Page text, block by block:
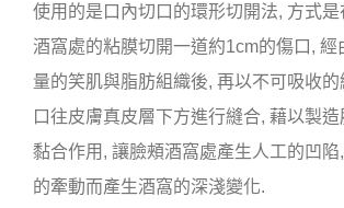
使用的是口內切口的環形切開法, 方式
酒窩處的粘膜切開一道約1cm的傷口, 經
量的笑肌與脂肪組織後, 再以不可吸收
口往皮膚真皮層下方進行縫合, 藉以製
黏合作用, 讓臉頰酒窩處產生人工的凹陷
的牽動而產生酒窩的深淺變化.